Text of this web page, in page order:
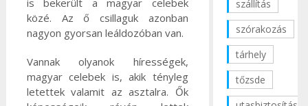
közé. Az ő csillaguk azonban
nagyon gyorsan leáldozóban van.
Vannak olyanok hírességek,
magyar celebek is, akik tényleg
letettek valamit az asztalra. Ők
szállítás
szórakozás
tárhely
tőzsde